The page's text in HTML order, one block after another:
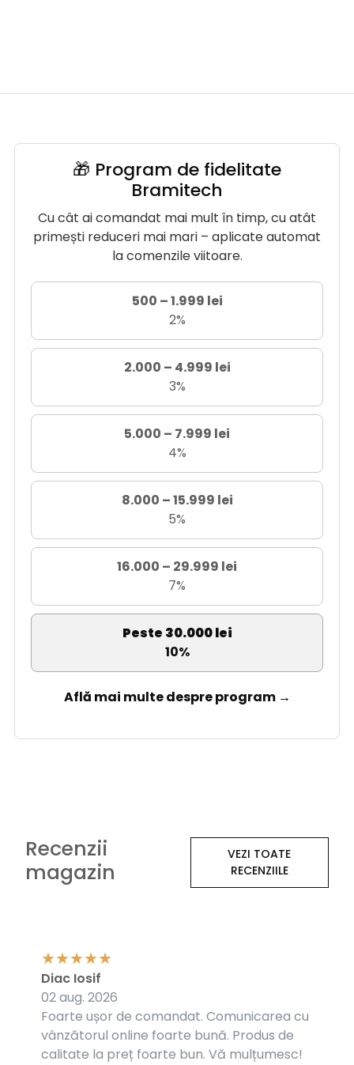
🎁 Program de fidelitate
Bramitech
Cu cât ai comandat mai mult în timp, cu atât
primești reduceri mai mari – aplicate automat
la comenzile viitoare.
500 – 1.999 lei
2%
2.000 – 4.999 lei
3%
5.000 – 7.999 lei
4%
8.000 – 15.999 lei
5%
16.000 – 29.999 lei
7%
Peste 30.000 lei
10%
Află mai multe despre program →
Recenzii
magazin
VEZI TOATE
RECENZIILE
Foarte ușor de comandat. Comunicarea cu
vânzătorul online foarte bună. Produs de
calitate la preț foarte bun. Vă mulțumesc!
Diac Iosif
02 aug. 2026